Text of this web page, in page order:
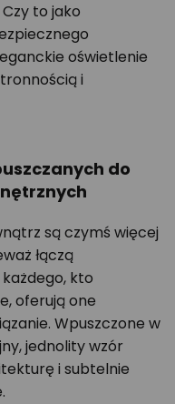
to jako
oświetlenie
i
do
są czymś więcej
łączą
kto
oferują one
Wpuszczone w
jednolity wzór
i subtelnie